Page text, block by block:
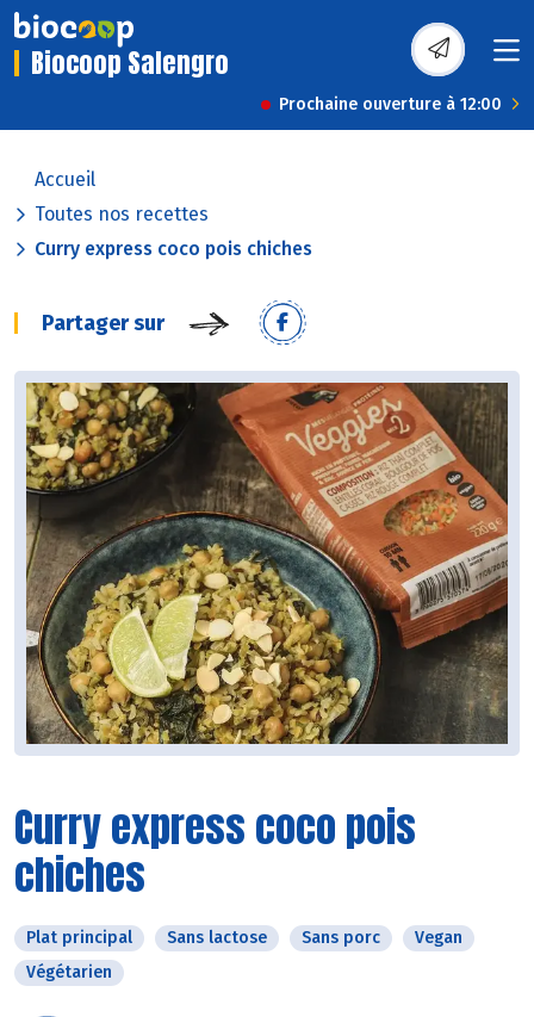
Biocoop Salengro
Prochaine ouverture à 12:00
Accueil
Toutes nos recettes
Curry express coco pois chiches
Partager sur
Curry express coco pois
chiches
Plat principal Sans lactose Sans porc
Vegan
Végétarien